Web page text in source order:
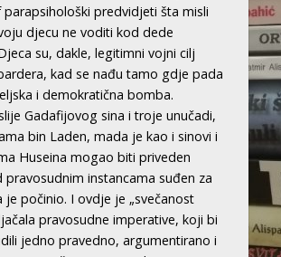
parapsihološki predvidjeti šta misli
djecu ne voditi kod dede
su, dakle, legitimni vojni cilj
kad se nađu tamo gdje pada
i demokratična bomba.
Gadafijovog sina i troje unučadi,
bin Laden, mada je kao i sinovi i
Huseina mogao biti priveden
pravosudnim instancama suđen za
je počinio. I ovdje je „svečanost
pravosudne imperative, koji bi
jedno pravedno, argumentirano i